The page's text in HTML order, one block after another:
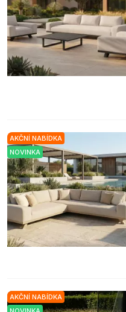
AKČNÍ NABÍDKA
NOVINKA
AKČNÍ NABÍDKA